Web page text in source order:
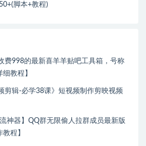
脚本+教程)
费998的最新喜羊羊贴吧工具箱，号称
教程】
剪辑-必学38课》短视频制作剪映视频
神器】QQ群无限偷人拉群成员最新版
程】